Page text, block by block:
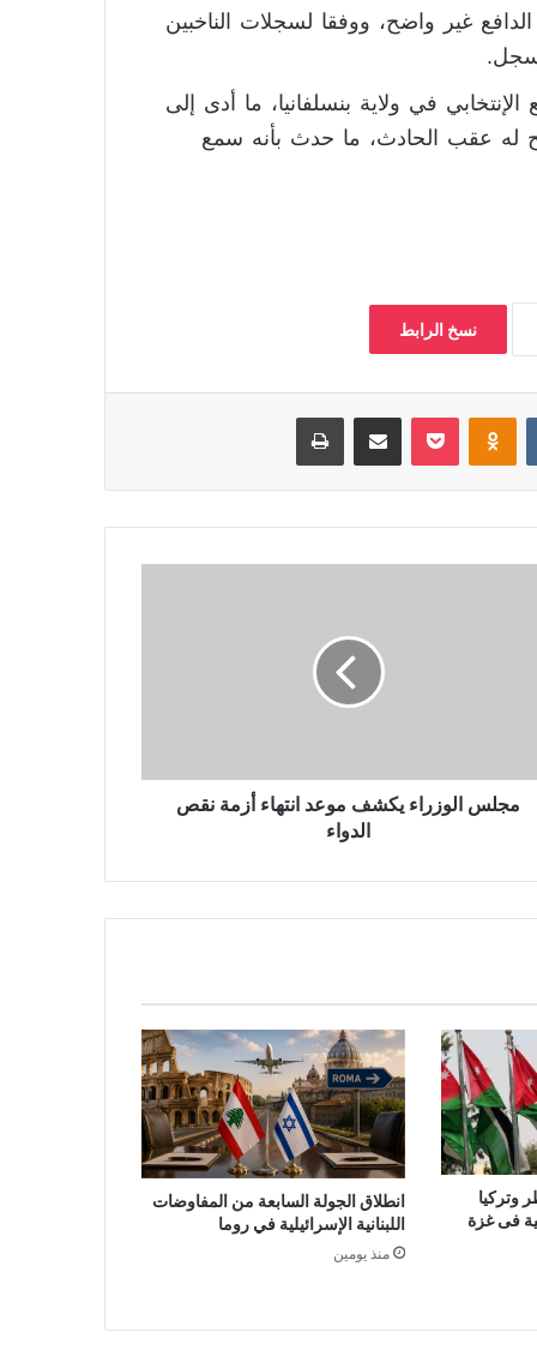
غير واضح، ووفقا لسجلات الناخبين
في ولاية بنسلفانيا، ما أدى إلى
عقب الحادث، ما حدث بأنه سمع
نسخ الرابط
بوكيت
مجلس الوزراء يكشف موعد انتهاء أزمة نقص
الدواء
وتركيا
فى غزة
انطلاق الجولة السابعة من المفاوضات
اللبنانية الإسرائيلية في روما
منذ يومين